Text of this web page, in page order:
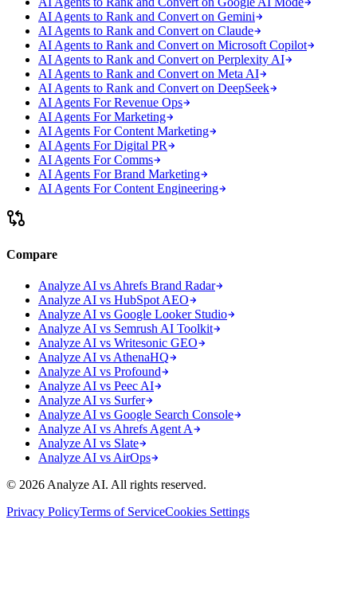
AI Agents to Rank and Convert on Gemini
AI Agents to Rank and Convert on Claude
AI Agents to Rank and Convert on Microsoft Copilot
AI Agents to Rank and Convert on Perplexity AI
AI Agents to Rank and Convert on Meta AI
AI Agents to Rank and Convert on DeepSeek
AI Agents For Revenue Ops
AI Agents For Marketing
AI Agents For Content Marketing
AI Agents For Digital PR
AI Agents For Comms
AI Agents For Brand Marketing
AI Agents For Content Engineering
Compare
Analyze AI vs Ahrefs Brand Radar
Analyze AI vs HubSpot AEO
Analyze AI vs Google Looker Studio
Analyze AI vs Semrush AI Toolkit
Analyze AI vs Writesonic GEO
Analyze AI vs AthenaHQ
Analyze AI vs Profound
Analyze AI vs Peec AI
Analyze AI vs Surfer
Analyze AI vs Google Search Console
Analyze AI vs Ahrefs Agent A
Analyze AI vs Slate
Analyze AI vs AirOps
© 2026 Analyze AI. All rights reserved.
Privacy PolicyTerms of ServiceCookies Settings